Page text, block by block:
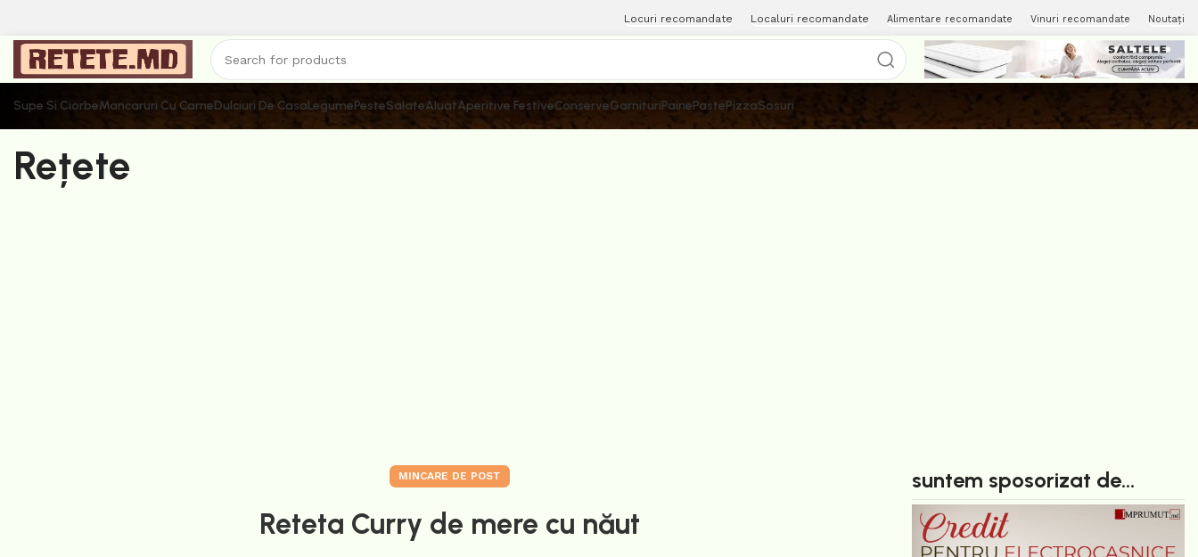
Locuri recomandate Localuri recomandate Alimentare recomandate Vinuri recomandate Noutați
Supe Si CiorbeMancaruri Cu CarneDulciuri De CasaLegumePesteSalateAluatAperitive FestiveConserveGarnituriPainePastePizzaSosuri
Rețete
MINCARE DE POST
Reteta Curry de mere cu năut
suntem sposorizat de...